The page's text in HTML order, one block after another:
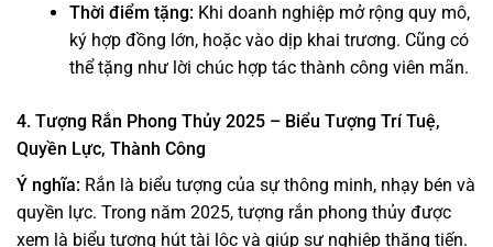
Thời điểm tặng: Khi doanh nghiệp mở rộng quy mô,
ký hợp đồng lớn, hoặc vào dịp khai trương. Cũng có
thể tặng như lời chúc hợp tác thành công viên mãn.
4. Tượng Rắn Phong Thủy 2025 – Biểu Tượng Trí Tuệ,
Quyền Lực, Thành Công
Ý nghĩa: Rắn là biểu tượng của sự thông minh, nhạy bén và
quyền lực. Trong năm 2025, tượng rắn phong thủy được
xem là biểu tượng hút tài lộc và giúp sự nghiệp thăng tiến.